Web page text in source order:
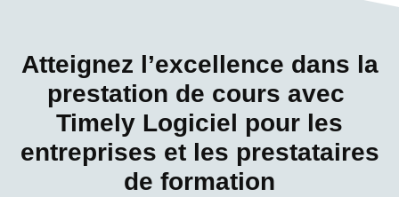
Atteignez l’excellence dans la
prestation de cours avec
Timely Logiciel pour les
entreprises et les prestataires
de formation